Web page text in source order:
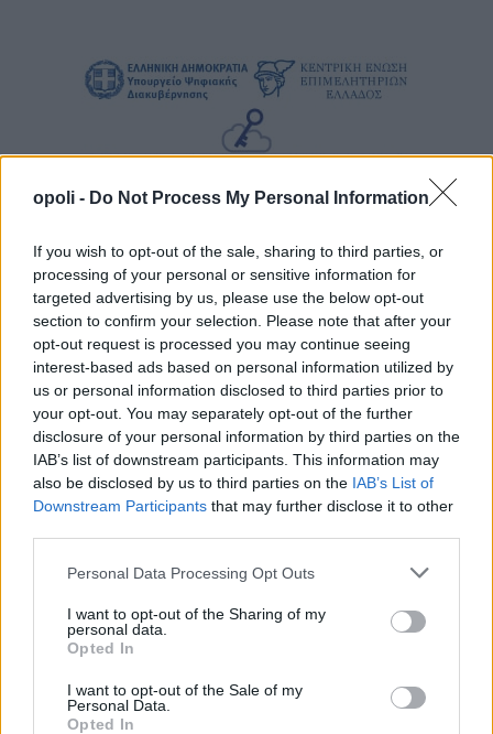
opoli - Do Not Process My Personal Information
If you wish to opt-out of the sale, sharing to third parties, or
processing of your personal or sensitive information for
targeted advertising by us, please use the below opt-out
section to confirm your selection. Please note that after your
opt-out request is processed you may continue seeing
interest-based ads based on personal information utilized by
us or personal information disclosed to third parties prior to
your opt-out. You may separately opt-out of the further
disclosure of your personal information by third parties on the
IAB’s list of downstream participants. This information may
also be disclosed by us to third parties on the IAB’s List of
Downstream Participants that may further disclose it to other
Personal Data Processing Opt Outs
I want to opt-out of the Sharing of my
personal data.
Opted In
I want to opt-out of the Sale of my
Personal Data.
Opted In